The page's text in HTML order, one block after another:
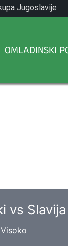
Jugoslavije
OMLADINSKI
vs Slavija